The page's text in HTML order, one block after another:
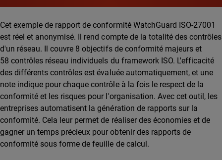
Cet exemple de rapport de conformité WatchGuard ISO-27001
est réel et anonymisé. Il rend compte de la totalité des contrôles
d'un réseau. Il couvre 8 objectifs de conformité majeurs et
58 contrôles réseau individuels du framework ISO. L'efficacité
des différents contrôles est évaluée automatiquement, et une
note indique pour chaque contrôle à la fois le respect de la
conformité et les risques pour l'organisation. Avec cet outil, les
entreprises automatisent la génération de rapports sur la
conformité. Cela leur permet de réaliser des économies et de
gagner un temps précieux pour obtenir des rapports de
conformité sous forme de feuille de calcul.